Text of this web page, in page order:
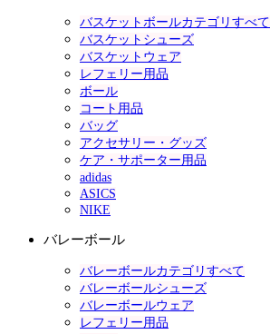
バスケットボールカテゴリすべて
バスケットシューズ
バスケットウェア
レフェリー用品
ボール
コート用品
バッグ
アクセサリー・グッズ
ケア・サポーター用品
adidas
ASICS
NIKE
バレーボール
バレーボールカテゴリすべて
バレーボールシューズ
バレーボールウェア
レフェリー用品